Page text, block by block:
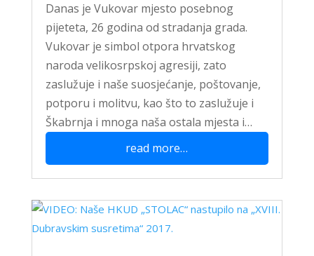
Danas je Vukovar mjesto posebnog
pijeteta, 26 godina od stradanja grada.
Vukovar je simbol otpora hrvatskog
naroda velikosrpskoj agresiji, zato
zaslužuje i naše suosjećanje, poštovanje,
potporu i molitvu, kao što to zaslužuje i
Škabrnja i mnoga naša ostala mjesta i…
read more…